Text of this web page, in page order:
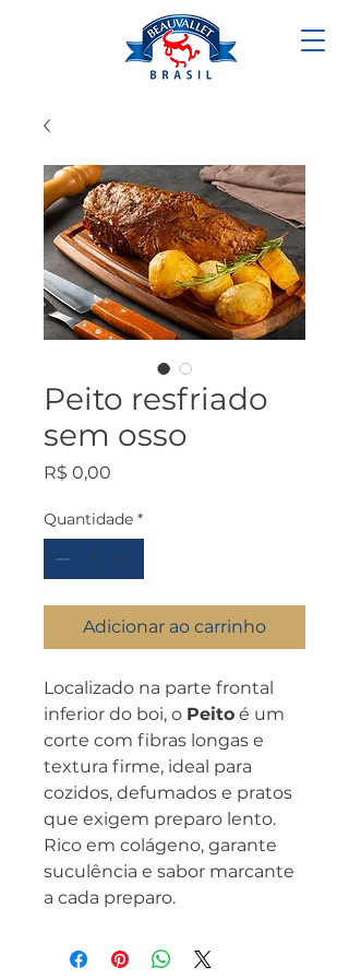
Peito resfriado
sem osso
R$ 0,00
Quantidade *
Adicionar ao carrinho
Localizado na parte frontal
inferior do boi, o Peito é um
corte com fibras longas e
textura firme, ideal para
cozidos, defumados e pratos
que exigem preparo lento.
Rico em colágeno, garante
suculência e sabor marcante
a cada preparo.